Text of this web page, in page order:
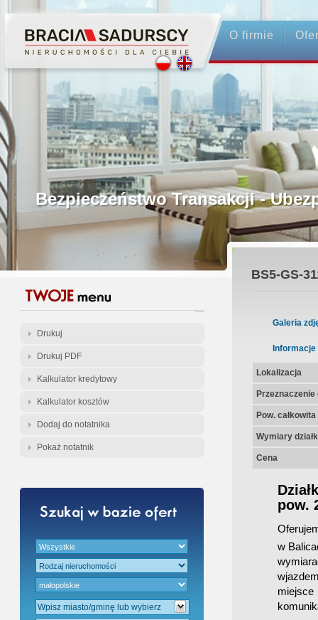
O firmie
Profesjonalne Pośrednictwo
Bezpieczeństwo Transakcji -
Licencjonowani Pośrednicy
Gwarancja Zwrotu Zadatku
Gratis - Przedwstępna Umowa
Drukuj
Drukuj PDF
Kalkulator kredytowy
Kalkulator kosztów
Dodaj do notatnika
Pokaż notatnik
BS5-GS-
Galeria
Informacje
Lokalizacja
Przeznaczenie
Pow.
Wymiary
Cena
pow.
w